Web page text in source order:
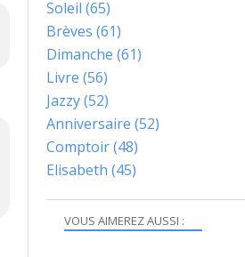
VOUS AIMEREZ AUSSI :
Soleil (65)
Brèves (61)
Dimanche (61)
Livre (56)
Jazzy(52)
Anniversaire (52)
Comptoir(48)
Elisabeth (45)